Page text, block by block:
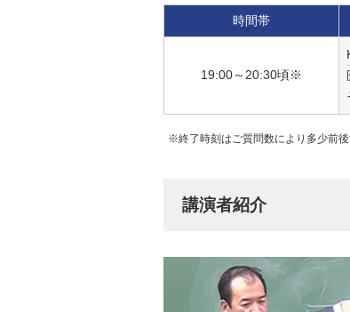
時間帯
19:00～20:30頃※
※終了時刻はご質問数により多少前後
講演者紹介